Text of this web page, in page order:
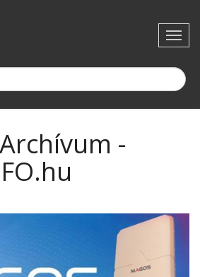
-